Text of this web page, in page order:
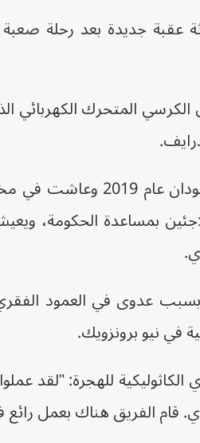
عقبة جديدة بعد
سُرق الكرسي المتحرك
فرت الأسرة من الحرب
بمساعدة الحكومة،
بسبب عدوى في العمود
في نيو برونزويك.
الكاثوليكية للهجرة: "لقد
قام الفريق هناك بعمل